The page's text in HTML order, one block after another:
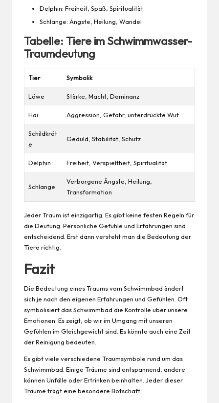
Delphin: Freiheit, Spaß, Spiritualität
Schlange: Ängste, Heilung, Wandel
Tabelle: Tiere im Schwimmwasser-
Traumdeutung
Tier Symbolik
Löwe Stärke, Macht, Dominanz
Hai Aggression, Gefahr, unterdrückte Wut
Schildkröt
e
Geduld, Stabilität, Schutz
Delphin Freiheit, Verspieltheit, Spiritualität
Schlange
Verborgene Ängste, Heilung,
Transformation
Jeder Traum ist einzigartig. Es gibt keine festen Regeln für
die Deutung. Persönliche Gefühle und Erfahrungen sind
entscheidend. Erst dann versteht man die Bedeutung der
Tiere richtig.
Fazit
Die Bedeutung eines Traums vom Schwimmbad ändert
sich je nach den eigenen Erfahrungen und Gefühlen. Oft
symbolisiert das Schwimmbad die Kontrolle über unsere
Emotionen. Es zeigt, ob wir im Umgang mit unseren
Gefühlen im Gleichgewicht sind. Es könnte auch eine Zeit
der Reinigung bedeuten.
Es gibt viele verschiedene Traumsymbole rund um das
Schwimmbad. Einige Träume sind entspannend, andere
können Unfälle oder Ertrinken beinhalten. Jeder dieser
Träume trägt eine besondere Botschaft.